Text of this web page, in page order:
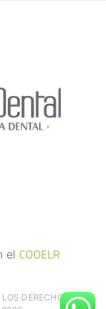
el COOELR
DERECHOS